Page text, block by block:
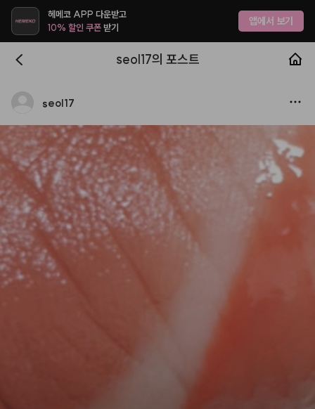
헤메코 APP 다운받고
10% 할인 쿠폰받기 앱에서 보기
seol17의 포스트
seol17